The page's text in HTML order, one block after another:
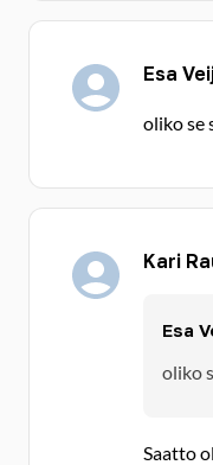
Esa
oliko se
Kari
Esa
oliko
Saatto